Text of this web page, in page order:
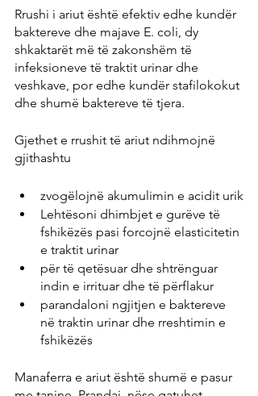
Rrushi i ariut është efektiv edhe kundër
baktereve dhe majave E. coli, dy
shkaktarët më të zakonshëm të
infeksioneve të traktit urinar dhe
veshkave, por edhe kundër stafilokokut
dhe shumë baktereve të tjera.
Gjethet e rrushit të ariut ndihmojnë
gjithashtu
zvogëlojnë akumulimin e acidit urik
Lehtësoni dhimbjet e gurëve të
fshikëzës pasi forcojnë elasticitetin
e traktit urinar
për të qetësuar dhe shtrënguar
indin e irrituar dhe të përflakur
parandaloni ngjitjen e baktereve
në traktin urinar dhe rreshtimin e
fshikëzës
Manaferra e ariut është shumë e pasur